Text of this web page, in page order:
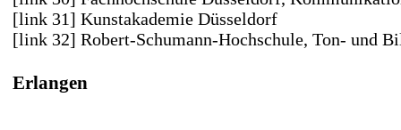
[link 31] Kunstakademie Düsseldorf
[link 32] Robert-Schumann-Hochschule, Ton- und
Erlangen